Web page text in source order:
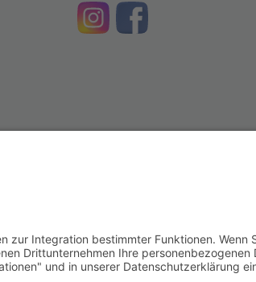
Futtermittel, Saatgut, Zuchtmittel
Preis in diesem Online-Shop.